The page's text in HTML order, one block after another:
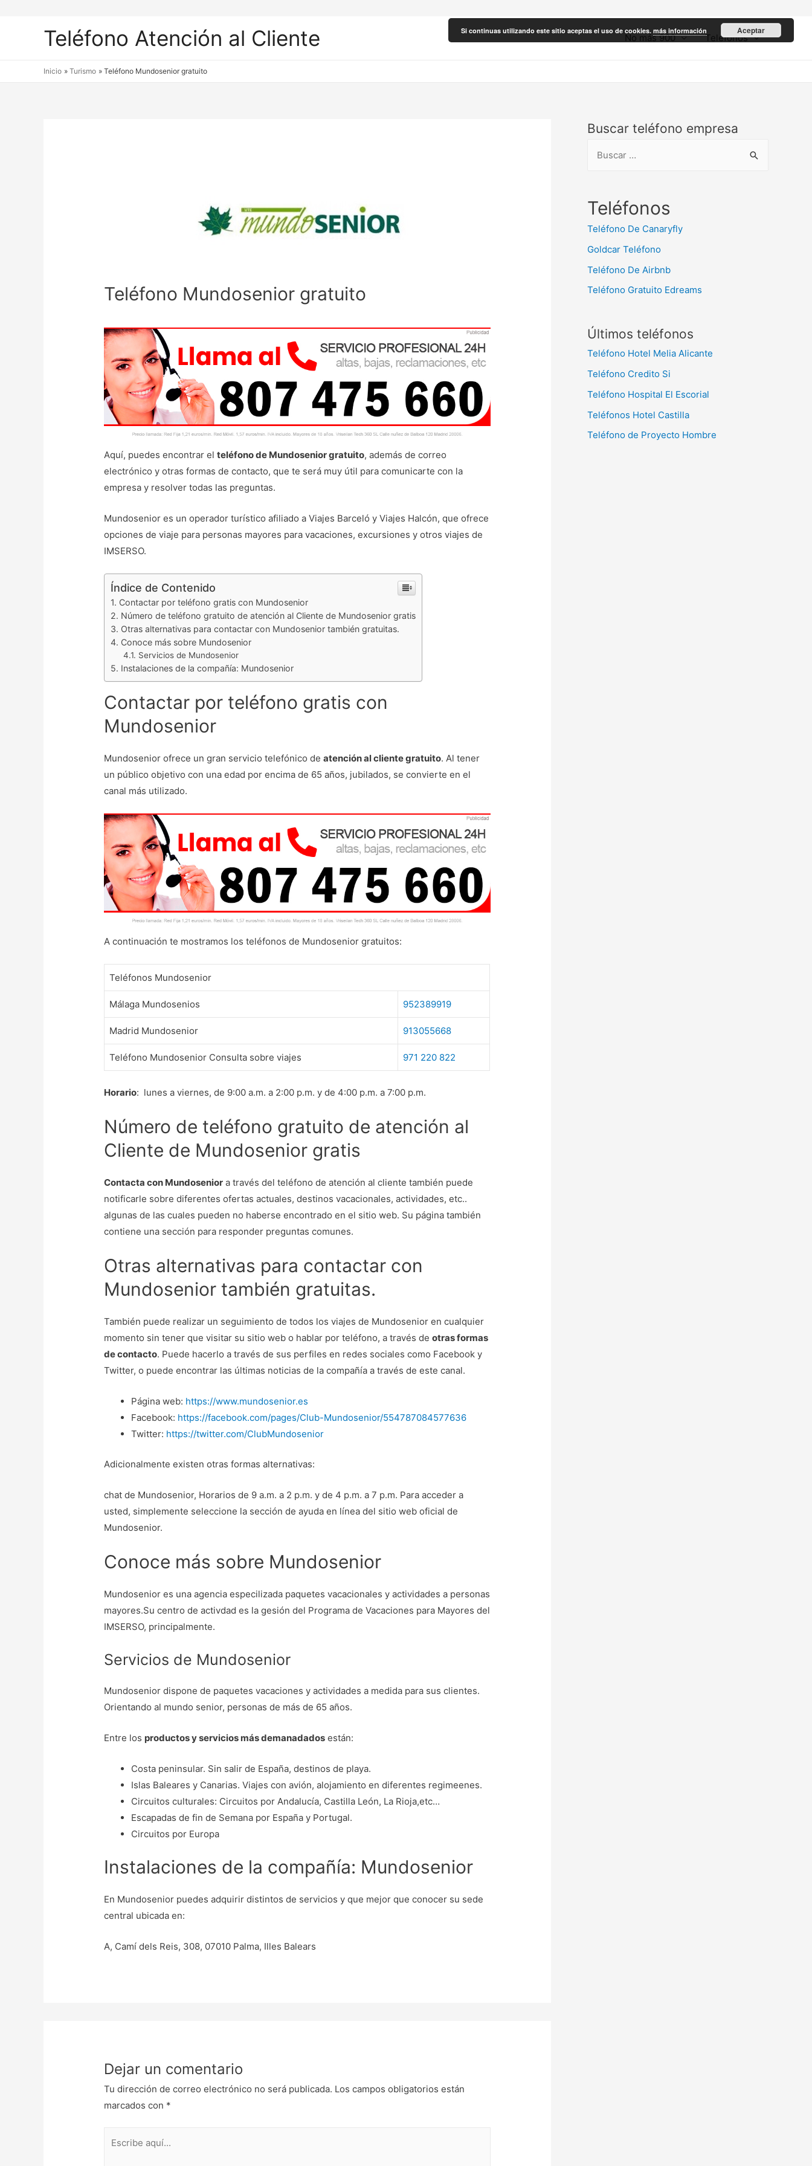
Teléfono Atención al Cliente No más 900 Teléfonos
Inicio Turismo Teléfono Mundosenior gratuito
Teléfono Mundosenior gratuito
Aquí, puedes encontrar elteléfono de Mundosenior gratuito, además de correo
electrónico y otras formas de contacto, que te será muy útil para comunicarte con la
empresa y resolver todas las preguntas.
Mundosenior es un operador turístico afiliado a Viajes Barceló y Viajes Halcón, que ofrece
opciones de viaje para personas mayores para vacaciones, excursiones y otros viajes de
IMSERSO.
Índice de Contenido
Contactar por teléfono gratis con Mundosenior
Número de teléfono gratuito de atención al Cliente de Mundosenior gratis
Otras alternativas para contactar con Mundosenior también gratuitas.
Conoce más sobre Mundosenior
Servicios de Mundosenior
Instalaciones de la compañía: Mundosenior
Contactar por teléfono gratis con
Mundosenior
Mundosenior ofrece un gran servicio telefónico deatención al cliente gratuito. Al tener
un público objetivo con una edad por encima de 65 años, jubilados, se convierte en el
canal más utilizado.
A continuación te mostramos los teléfonos de Mundosenior gratuitos:
Teléfonos Mundosenior
Málaga Mundosenios 952389919
Madrid Mundosenior 913055668
Teléfono Mundosenior Consulta sobre viajes 971 220 822
Horario: lunes a viernes, de 9:00 a.m. a 2:00 p.m. y de 4:00 p.m. a 7:00 p.m.
Número de teléfono gratuito de atención al
Cliente de Mundosenior gratis
Contacta con Mundosenior a través del teléfono de atención al cliente también puede
notificarle sobre diferentes ofertas actuales, destinos vacacionales, actividades, etc..
algunas de las cuales pueden no haberse encontrado en el sitio web. Su página también
contiene una sección para responder preguntas comunes.
Otras alternativas para contactar con
Mundosenior también gratuitas.
También puede realizar un seguimiento de todos los viajes de Mundosenior en cualquier
momento sin tener que visitar su sitio web o hablar por teléfono, a través deotras formas
de contacto. Puede hacerlo a través de sus perfiles en redes sociales como Facebook y
Twitter, o puede encontrar las últimas noticias de la compañía a través de este canal.
Página web: https://www.mundosenior.es
Facebook: https://facebook.com/pages/Club-Mundosenior/554787084577636
Twitter: https://twitter.com/ClubMundosenior
Adicionalmente existen otras formas alternativas:
chat de Mundosenior, Horarios de 9 a.m. a 2 p.m. y de 4 p.m. a 7 p.m. Para acceder a
usted, simplemente seleccione la sección de ayuda en línea del sitio web oficial de
Mundosenior.
Conoce más sobre Mundosenior
Mundosenior es una agencia especilizada paquetes vacacionales y actividades a personas
mayores.Su centro de activdad es la gesión del Programa de Vacaciones para Mayores del
IMSERSO, principalmente.
Servicios de Mundosenior
Mundosenior dispone de paquetes vacaciones y actividades a medida para sus clientes.
Orientando al mundo senior, personas de más de 65 años.
Entre los productos y servicios más demanadados están:
Costa peninsular. Sin salir de España, destinos de playa.
Islas Baleares y Canarias. Viajes con avión, alojamiento en diferentes regimeenes.
Circuitos culturales: Circuitos por Andalucía, Castilla León, La Rioja,etc…
Escapadas de fin de Semana por España y Portugal.
Circuitos por Europa
Instalaciones de la compañía: Mundosenior
En Mundosenior puedes adquirir distintos de servicios y que mejor que conocer su sede
central ubicada en:
A, Camí dels Reis, 308, 07010 Palma, Illes Balears
Dejar un comentario
Tu dirección de correo electrónico no será publicada. Los campos obligatorios están
marcados con *
Buscar teléfono empresa
c
:
Teléfonos
Teléfono De Canaryfly
Goldcar Teléfono
Teléfono De Airbnb
Teléfono Gratuito Edreams
Últimos teléfonos
Teléfono Hotel Melia Alicante
Teléfono Credito Si
Teléfono Hospital El Escorial
Teléfonos Hotel Castilla
Teléfono de Proyecto Hombre
Si continuas utilizando este sitio aceptas el uso de cookies. más información Aceptar